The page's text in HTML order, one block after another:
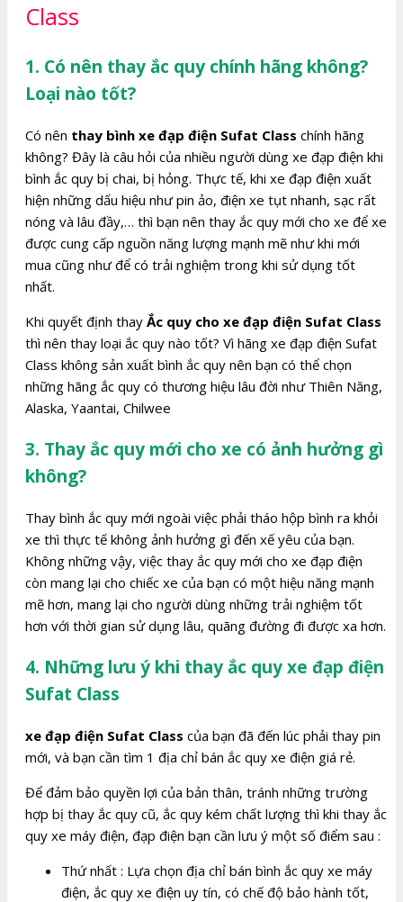
Class
1. Có nên thay ắc quy chính hãng không?
Loại nào tốt?
Có nên thay bình xe đạp điện Sufat Class chính hãng
không? Đây là câu hỏi của nhiều người dùng xe đạp điện khi
bình ắc quy bị chai, bị hỏng. Thực tế, khi xe đạp điện xuất
hiện những dấu hiệu như pin ảo, điện xe tụt nhanh, sạc rất
nóng và lâu đầy,… thì bạn nên thay ắc quy mới cho xe để xe
được cung cấp nguồn năng lượng mạnh mẽ như khi mới
mua cũng như để có trải nghiệm trong khi sử dụng tốt
nhất.
Khi quyết định thay Ắc quy cho xe đạp điện Sufat Class
thì nên thay loại ắc quy nào tốt? Vì hãng xe đạp điện Sufat
Class không sản xuất bình ắc quy nên bạn có thể chọn
những hãng ắc quy có thương hiệu lâu đời như Thiên Năng,
Alaska, Yaantai, Chilwee
3. Thay ắc quy mới cho xe có ảnh hưởng gì
không?
Thay bình ắc quy mới ngoài việc phải tháo hộp bình ra khỏi
xe thì thực tế không ảnh hưởng gì đến xế yêu của bạn.
Không những vậy, việc thay ắc quy mới cho xe đạp điện
còn mang lại cho chiếc xe của bạn có một hiệu năng mạnh
mẽ hơn, mang lại cho người dùng những trải nghiệm tốt
hơn với thời gian sử dụng lâu, quãng đường đi được xa hơn.
4. Những lưu ý khi thay ắc quy xe đạp điện
Sufat Class
xe đạp điện Sufat Class của bạn đã đến lúc phải thay pin
mới, và bạn cần tìm 1 địa chỉ bán ắc quy xe điện giá rẻ.
Để đảm bảo quyền lợi của bản thân, tránh những trường
hợp bị thay ắc quy cũ, ắc quy kém chất lượng thì khi thay ắc
quy xe máy điện, đạp điện bạn cần lưu ý một số điểm sau :
Thứ nhất : Lựa chọn địa chỉ bán bình ắc quy xe máy
điện, ắc quy xe điện uy tín, có chế độ bảo hành tốt,